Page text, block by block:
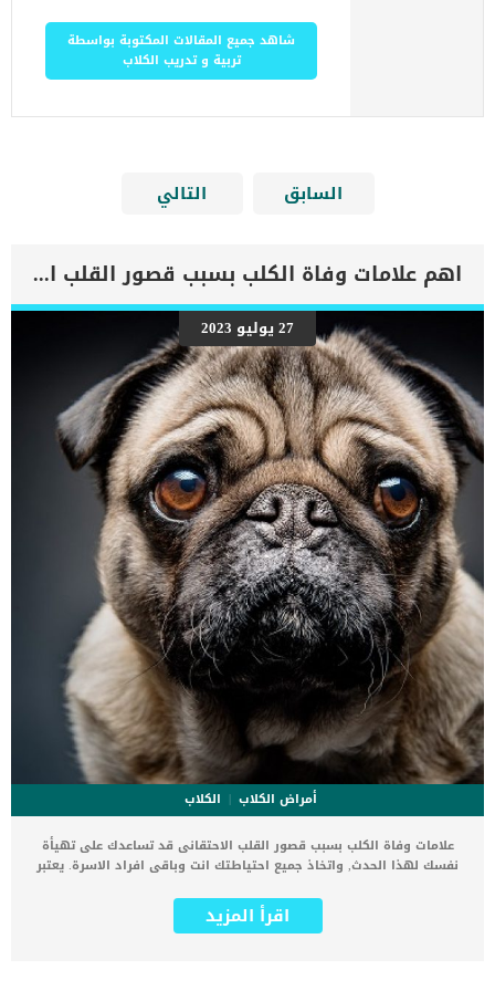
شاهد جميع المقالات المكتوبة بواسطة
تربية و تدريب الكلاب
السابق التالي
اهم علامات وفاة الكلب بسبب قصور القلب الاحتقانى
27 يوليو 2023
أمراض الكلاب
الكلاب
علامات وفاة الكلب بسبب قصور القلب الاحتقانى قد تساعدك على تهيأة
نفسك لهذا الحدث, واتخاذ جميع احتياطتك انت وباقى افراد الاسرة. يعتبر
يتعرض لها جميع الكائنات الحية بما فى ذلك الكلاب والقطط. كما ان القلب
يعتبر عضوا رئيسيا فى جسم الكلاب, واى قصور به يعتبر قصور فى باقى
اقرأ المزيد